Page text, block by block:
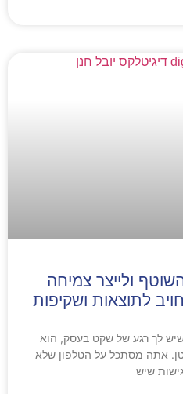
ולייצר צמיחה
לתוצאות ושקיפות
לך רגע של שקט בעסק, הוא
אתה מסתכל על הטלפון שלא
שיש